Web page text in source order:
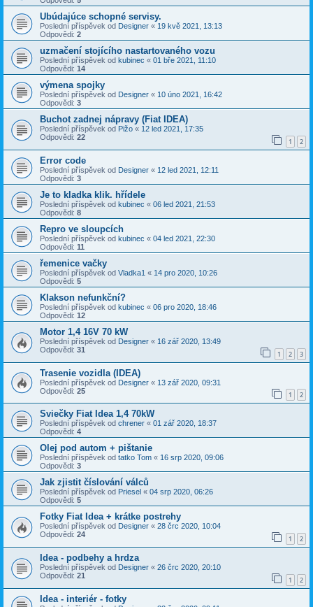
Ubúdajúce schopné servisy.
Poslední příspěvek od Designer « 19 kvě 2021, 13:13
Odpovědi: 2
uzmačení stojícího nastartovaného vozu
Poslední příspěvek od kubinec « 01 bře 2021, 11:10
Odpovědi: 14
výmena spojky
Poslední příspěvek od Designer « 10 úno 2021, 16:42
Odpovědi: 3
Buchot zadnej nápravy (Fiat IDEA)
Poslední příspěvek od Pižo « 12 led 2021, 17:35
Odpovědi: 22 1 2
Error code
Poslední příspěvek od Designer « 12 led 2021, 12:11
Odpovědi: 3
Je to kladka klik. hřídele
Poslední příspěvek od kubinec « 06 led 2021, 21:53
Odpovědi: 8
Repro ve sloupcích
Poslední příspěvek od kubinec « 04 led 2021, 22:30
Odpovědi: 11
řemenice vačky
Poslední příspěvek od Vladka1 « 14 pro 2020, 10:26
Odpovědi: 5
Klakson nefunkční?
Poslední příspěvek od kubinec « 06 pro 2020, 18:46
Odpovědi: 12
Motor 1,4 16V 70 kW
Poslední příspěvek od Designer « 16 zář 2020, 13:49
Odpovědi: 31 1 2 3
Trasenie vozidla (IDEA)
Poslední příspěvek od Designer « 13 zář 2020, 09:31
Odpovědi: 25 1 2
Sviečky Fiat Idea 1,4 70kW
Poslední příspěvek od chrener « 01 zář 2020, 18:37
Odpovědi: 4
Olej pod autom + pištanie
Poslední příspěvek od tatko Tom « 16 srp 2020, 09:06
Odpovědi: 3
Jak zjistit číslování válců
Poslední příspěvek od Priesel « 04 srp 2020, 06:26
Odpovědi: 5
Fotky Fiat Idea + krátke postrehy
Poslední příspěvek od Designer « 28 črc 2020, 10:04
Odpovědi: 24 1 2
Idea - podbehy a hrdza
Poslední příspěvek od Designer « 26 črc 2020, 20:10
Odpovědi: 21 1 2
Idea - interiér - fotky